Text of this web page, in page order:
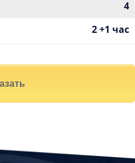
4
2 +1 час